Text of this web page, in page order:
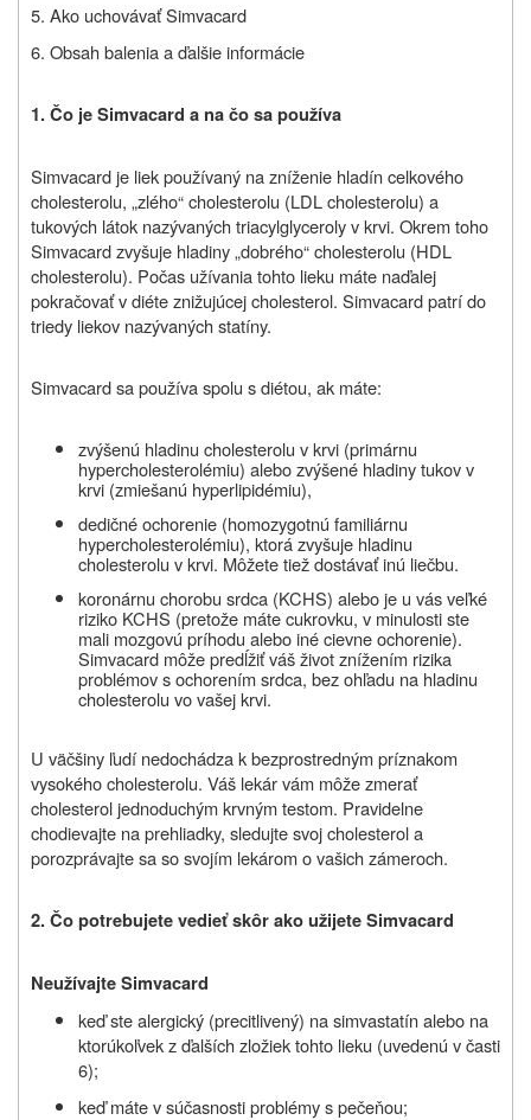
5. Ako uchovávať Simvacard
6. Obsah balenia a ďalšie informácie
1. Čo je Simvacard a na čo sa používa
Simvacardje liek používaný na zníženie hladín celkového
cholesterolu, „zlého“ cholesterolu (LDL cholesterolu) a
tukových látok nazývaných triacylglyceroly v krvi. Okrem toho
Simvacardzvyšuje hladiny „dobrého“ cholesterolu (HDL
cholesterolu). Počas užívania tohto lieku máte naďalej
pokračovať v diéte znižujúcej cholesterol. Simvacardpatrí do
triedy liekov nazývaných statíny.
Simvacardsa používa spolu s diétou, ak máte:
zvýšenú hladinu cholesterolu v krvi (primárnu
hypercholesterolémiu) alebo zvýšené hladiny tukov v
krvi (zmiešanú hyperlipidémiu),
dedičné ochorenie (homozygotnú familiárnu
hypercholesterolémiu), ktorá zvyšuje hladinu
cholesterolu v krvi. Môžete tiež dostávať inú liečbu.
koronárnu chorobu srdca (KCHS) alebo je u vás veľké
riziko KCHS (pretože máte cukrovku, v minulosti ste
mali mozgovú príhodu alebo iné cievne ochorenie).
Simvacard môže predĺžiť váš život znížením rizika
problémov s ochorením srdca, bez ohľadu na hladinu
cholesterolu vo vašej krvi.
U väčšiny ľudí nedochádza k bezprostredným príznakom
vysokého cholesterolu. Váš lekár vám môže zmerať
cholesterol jednoduchým krvným testom. Pravidelne
chodievajte na prehliadky, sledujte svoj cholesterol a
porozprávajte sa so svojím lekárom o vašich zámeroch.
2. Čo potrebujete vedieť skôr ako užijete Simvacard
Neužívajte Simvacard
keď ste alergický (precitlivený) na simvastatín alebo na
ktorúkoľvek z ďalších zložiek tohto lieku (uvedenú v časti
6);
keď máte v súčasnosti problémy s pečeňou;